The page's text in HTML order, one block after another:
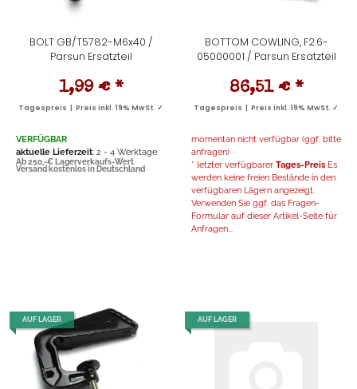
BOLT GB/T5782-M6x40 /
Parsun Ersatzteil
1,99 € *
Tagespreis | Preis inkl. 19% MwSt. ✓
VERFÜGBAR
aktuelle Lieferzeit: 2 - 4 Werktage
Ab 250,-€ Lagerverkaufs-Wert
Versand kostenlos in Deutschland
BOTTOM COWLING, F2.6-
05000001 / Parsun Ersatzteil
86,51 € *
Tagespreis | Preis inkl. 19% MwSt. ✓
momentan nicht verfügbar (ggf. bitte
anfragen)
* letzter verfügbarer Tages-Preis Es
werden keine freien Bestände in den
verfügbaren Lägern angezeigt.
Verwenden Sie ggf. das Fragen-
Formular auf dieser Artikel-Seite für
Anfragen...
AUF LAGER AUF LAGER